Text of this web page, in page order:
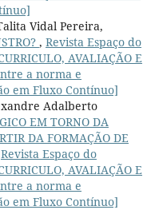
Vidal Pereira,
, Revista Espaço do
AVALIAÇÃO E
a norma e
em Fluxo Contínuo]
Adalberto
EM TORNO DA
DA FORMAÇÃO DE
Revista Espaço do
AVALIAÇÃO E
a norma e
em Fluxo Contínuo]